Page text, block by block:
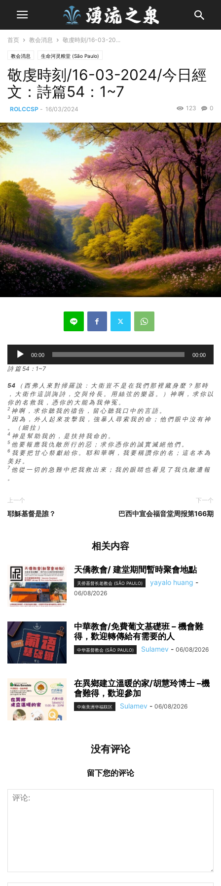
首页 教会消息 敬虔時刻/16-03-20...
教会消息 生命河灵粮堂 (São Paulo)
敬虔時刻/16-03-2024/今日經
文：詩篇54：1~7
ROLCCSP - 16/03/2024 0
123
Audio
Player
00:00 00:00
詩 篇 54：1~7
54
（ 西 弗 人 來 對 掃 羅 說 ： 大 衛 豈 不 是 在 我 們 那 裡 藏 身 麼 ？ 那 時
， 大 衛 作 這 訓 誨 詩 ， 交 與 伶 長 。 用 絲 弦 的 樂 器 。 ） 神 啊 ， 求 你 以
你 的 名 救 我 ， 憑 你 的 大 能 為 我 伸 冤 。
2 神 啊 ， 求 你 聽 我 的 禱 告 ， 留 心 聽 我 口 中 的 言 語 。
3 因 為 ， 外 人 起 來 攻 擊 我 ， 強 暴 人 尋 索 我 的 命 ； 他 們 眼 中 沒 有 神
。 （ 細 拉 ）
4 神 是 幫 助 我 的 ， 是 扶 持 我 命 的 。
5 他 要 報 應 我 仇 敵 所 行 的 惡 ； 求 你 憑 你 的 誠 實 滅 絕 他 們 。
6 我 要 把 甘 心 祭 獻 給 你 。 耶 和 華 啊 ， 我 要 稱 讚 你 的 名 ； 這 名 本 為
美 好 。
7 他 從 一 切 的 急 難 中 把 我 救 出 來 ； 我 的 眼 睛 也 看 見 了 我 仇 敵 遭 報
。
上一个
耶穌基督是誰？
下一个
巴西中宣会福音堂周报第166期
相关内容
天僑教會/ 建堂期間暫時聚會地點
天侨基督长老教会 (SÃO PAULO) yayalo huang -
06/08/2026
中華教會/免費葡文基礎班 – 機會難
得，歡迎轉傳給有需要的人
中华基督教会 (SÃO PAULO) Sulamev - 06/08/2026
在異鄉建立溫暖的家/胡慧玲博士 –機
會難得，歡迎參加
中南美洲华福联区 Sulamev - 06/08/2026
没有评论
留下您的评论